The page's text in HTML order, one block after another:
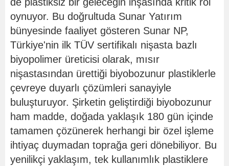
oynuyor. Bu doğrultuda Sunar Yatırım
bünyesinde faaliyet gösteren Sunar NP,
Türkiye'nin ilk TÜV sertifikalı nişasta bazlı
biyopolimer üreticisi olarak, mısır
nişastasından ürettiği biyobozunur plastiklerle
çevreye duyarlı çözümleri sanayiyle
buluşturuyor. Şirketin geliştirdiği biyobozunur
ham madde, doğada yaklaşık 180 gün içinde
tamamen çözünerek herhangi bir özel işleme
ihtiyaç duymadan toprağa geri dönebiliyor. Bu
yenilikçi yaklaşım, tek kullanımlık plastiklere